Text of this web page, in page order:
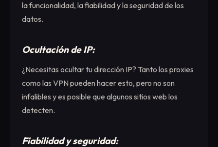
la funcionalidad, la fiabilidad y la seguridad de los
datos.
Ocultación de IP:
¿Necesitas ocultar tu dirección IP? Tanto los proxies
como las VPN pueden hacer esto, pero no son
infalibles y es posible que algunos sitios web los
detecten.
Fiabilidad y seguridad: